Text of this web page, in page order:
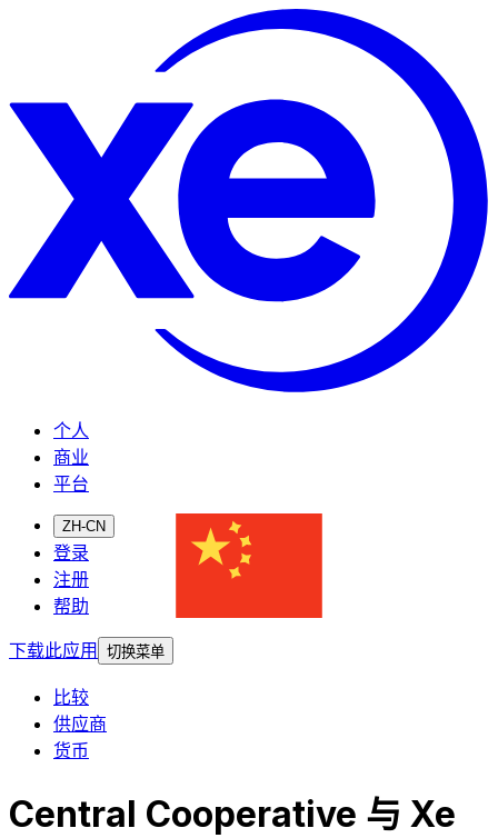
个人
商业
平台
ZH-CN
登录
注册
帮助
下载此应用
切换菜单
比较
供应商
货币
Central Cooperative 与 Xe